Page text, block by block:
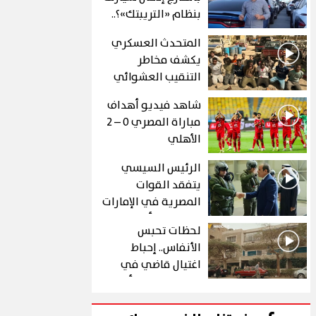
بنظام «التريبتك»؟..
المتحدث العسكري
يكشف مخاطر
التنقيب العشوائي
عن الذهب في "درع
الجنوب"
شاهد فيديو أهداف
مباراة المصري 0 – 2
الأهلي
الرئيس السيسي
يتفقد القوات
المصرية في الإمارات
خلال زيارة أخوية
لحظات تحبس
الأنفاس.. إحباط
اغتيال قاضي في
الحلقة 10 من رأس